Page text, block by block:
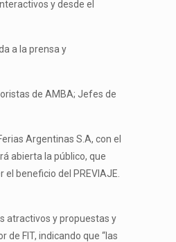
y desde el
a la prensa y
de AMBA; Jefes de
Argentinas S.A, con el
abierta la público, que
beneficio del PREVIAJE.
atractivos y propuestas y
FIT, indicando que “las